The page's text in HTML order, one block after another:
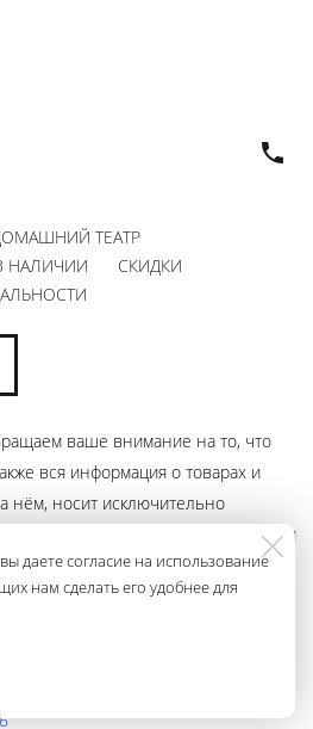
даете согласие на использование
нам сделать его удобнее для
ТЕАТР
НАЛИЧИИ
СКИДКИ
ваше внимание на то, что
вся информация о товарах и
нём, носит исключительно
ни при каких условиях не является
положениями Статьи 437
Федерации. Для получения
и стоимости указанных
обращайтесь к менеджеру
почты andrey@ural.audio или